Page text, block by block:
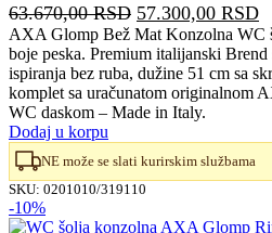
63.670,00RSD Originalna
cena
je
bila:
63.670,00 RSD.
57.300,00 RSD
AXA Glomp Bež Mat Konzolna WC
boje peska. Premium italijanski
ispiranja bez ruba, dužine 51 cm sa
komplet sa uračunatom originalnom
WC daskom – Made in Italy.
Dodaj u korpu
NE može se slati kurirskim službama
SKU: 0201010/319110
-10%